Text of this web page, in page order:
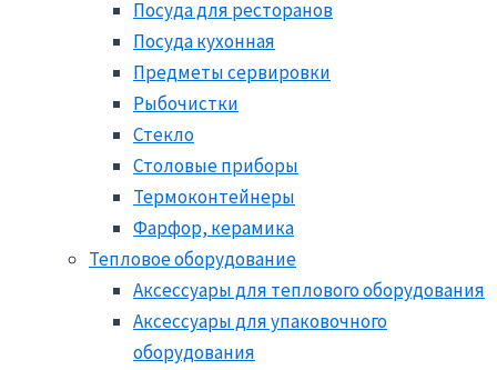
Посуда для ресторанов
Посуда кухонная
Предметы сервировки
Рыбочистки
Стекло
Столовые приборы
Термоконтейнеры
Фарфор, керамика
Тепловое оборудование
Аксессуары для теплового оборудования
Аксессуары для упаковочного
оборудования